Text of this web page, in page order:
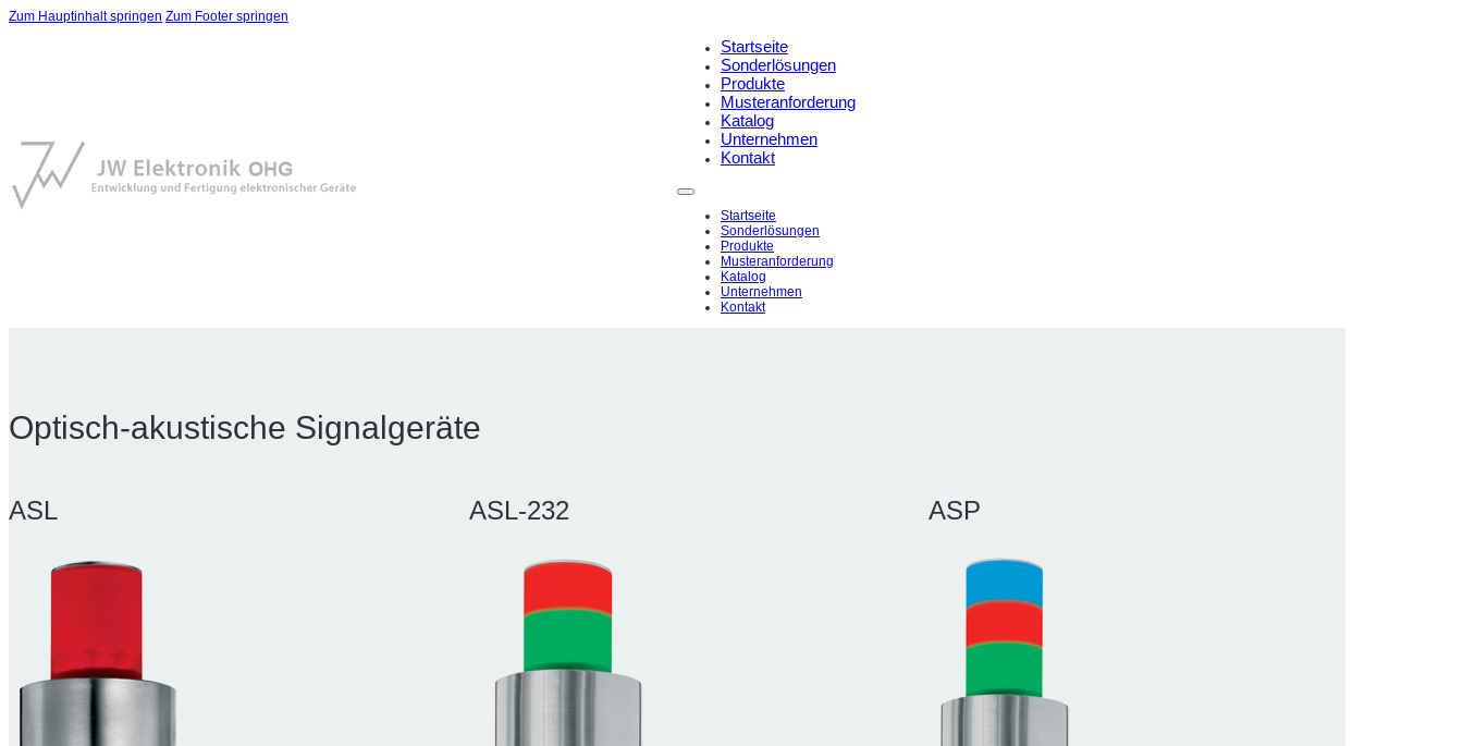
Zum Hauptinhalt springen Zum Footer springen
Startseite
Sonderlösungen
Produkte
Musteranforderung
Katalog
Unternehmen
Kontakt
Startseite
Sonderlösungen
Produkte
Musteranforderung
Katalog
Unternehmen
Kontakt
Optisch-akustische Signalgeräte
ASL ASL-232 ASP